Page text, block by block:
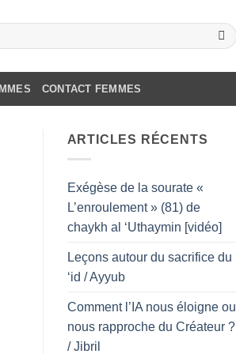
CONTACT FEMMES
ARTICLES RÉCENTS
Exégèse de la sourate «
L’enroulement » (81) de
chaykh al ‘Uthaymin [vidéo]
Leçons autour du sacrifice du
‘id / Ayyub
Comment l’IA nous éloigne ou
nous rapproche du Créateur ?
/ Jibril